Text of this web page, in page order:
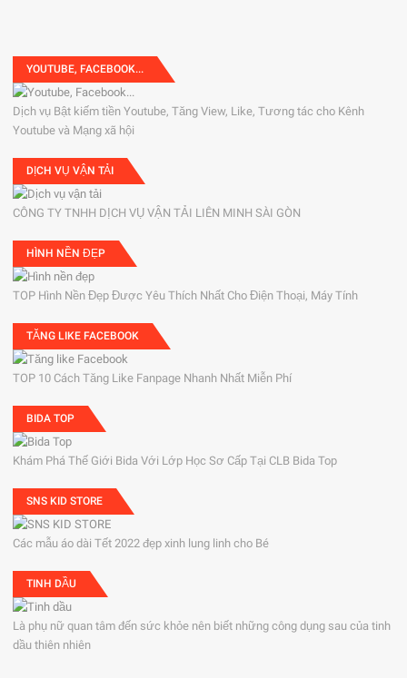
YOUTUBE, FACEBOOK...
Dịch vụ Bật kiếm tiền Youtube, Tăng View, Like, Tương tác cho Kênh
Youtube và Mạng xã hội
DỊCH VỤ VẬN TẢI
CÔNG TY TNHH DỊCH VỤ VẬN TẢI LIÊN MINH SÀI GÒN
HÌNH NỀN ĐẸP
TOP Hình Nền Đẹp Được Yêu Thích Nhất Cho Điện Thoại, Máy Tính
TĂNG LIKE FACEBOOK
TOP 10 Cách Tăng Like Fanpage Nhanh Nhất Miễn Phí
BIDA TOP
Khám Phá Thế Giới Bida Với Lớp Học Sơ Cấp Tại CLB Bida Top
SNS KID STORE
Các mẫu áo dài Tết 2022 đẹp xinh lung linh cho Bé
TINH DẦU
Là phụ nữ quan tâm đến sức khỏe nên biết những công dụng sau của tinh
dầu thiên nhiên